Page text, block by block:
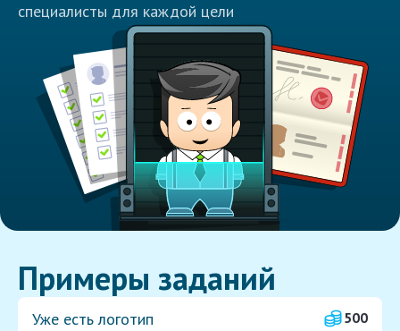
специалисты для каждой цели
Примеры заданий
Уже есть логотип
500